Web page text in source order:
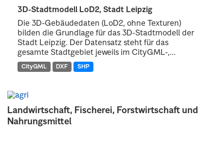
Landwirtschaft, Fischerei, Forstwirtschaft und
Nahrungsmittel
3D-Stadtmodell LoD2, Stadt Leipzig
Die 3D-Gebäudedaten (LoD2, ohne Texturen)
bilden die Grundlage für das 3D-Stadtmodell der
Stadt Leipzig. Der Datensatz steht für das
gesamte Stadtgebiet jeweils im CityGML-,...
CityGML DXF SHP